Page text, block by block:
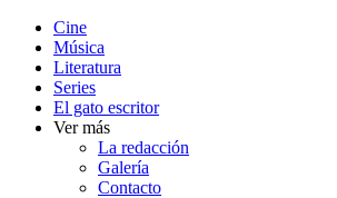
Cine
Música
Literatura
Series
El gato escritor
Ver más
La redacción
Galería
Contacto